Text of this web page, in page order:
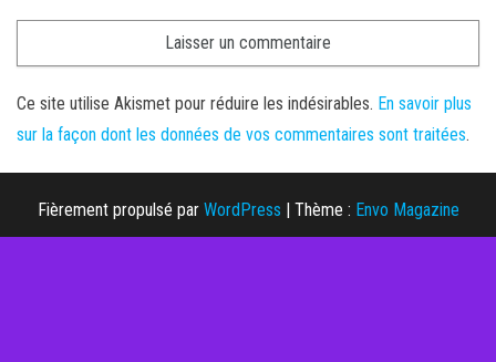
Ce site utilise Akismet pour réduire les indésirables. En savoir plus
sur la façon dont les données de vos commentaires sont traitées.
Fièrement propulsé par WordPress | Thème : Envo Magazine